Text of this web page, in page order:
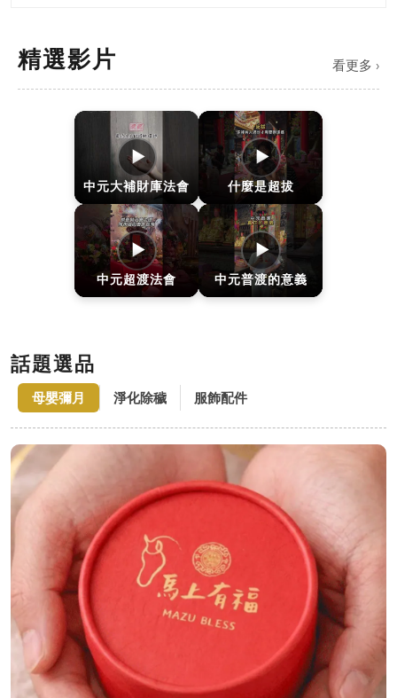
精選影片 看更多 ›
▶
中元大補財庫法會
▶
什麼是超拔
▶
中元超渡法會
▶
中元普渡的意義
話題選品
母嬰彌月 淨化除穢 服飾配件